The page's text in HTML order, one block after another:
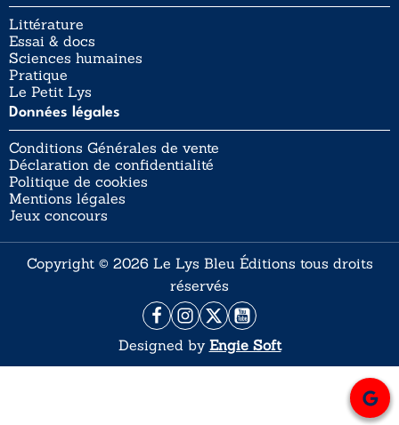
Littérature
Essai & docs
Sciences humaines
Pratique
Le Petit Lys
Données légales
Conditions Générales de vente
Déclaration de confidentialité
Politique de cookies
Mentions légales
Jeux concours
Copyright © 2026 Le Lys Bleu Éditions tous droits
réservés
Designed by Engie Soft